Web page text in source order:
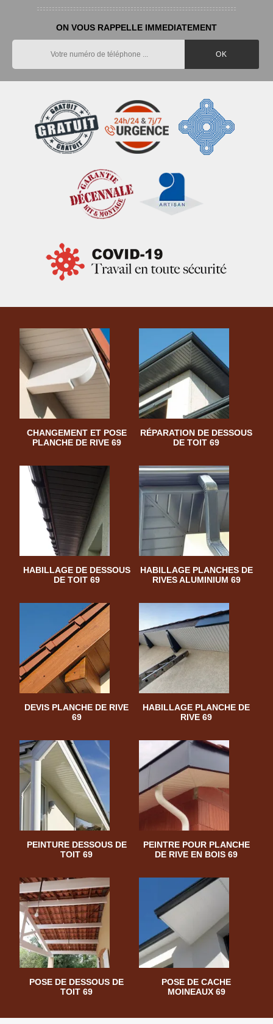
ON VOUS RAPPELLE IMMEDIATEMENT
CHANGEMENT ET POSE
PLANCHE DE RIVE 69
RÉPARATION DE DESSOUS
DE TOIT 69
HABILLAGE DE DESSOUS
DE TOIT 69
HABILLAGE PLANCHES DE
RIVES ALUMINIUM 69
DEVIS PLANCHE DE RIVE
69
HABILLAGE PLANCHE DE
RIVE 69
PEINTURE DESSOUS DE
TOIT 69
PEINTRE POUR PLANCHE
DE RIVE EN BOIS 69
POSE DE DESSOUS DE
TOIT 69
POSE DE CACHE
MOINEAUX 69